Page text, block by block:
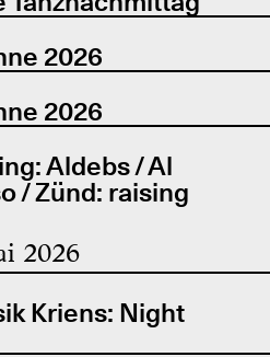
2026
2026
Aldebs / Al
/ Zünd: raising
2026
Kriens: Night